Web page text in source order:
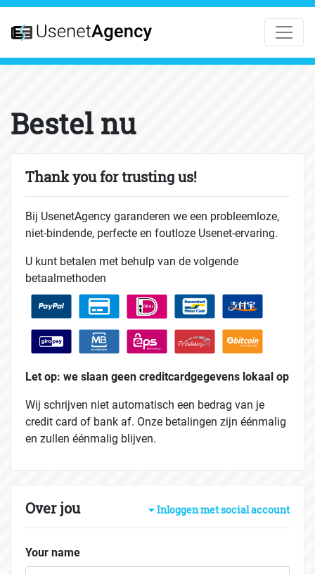
Bestel nu
Thank you for trusting us!
Bij UsenetAgency garanderen we een probleemloze,
niet-bindende, perfecte en foutloze Usenet-ervaring.
U kunt betalen met behulp van de volgende
betaalmethoden
Let op: we slaan geen creditcardgegevens lokaal op
Wij schrijven niet automatisch een bedrag van je
credit card of bank af. Onze betalingen zijn éénmalig
en zullen éénmalig blijven.
Over jou Inloggen met social account
Your name